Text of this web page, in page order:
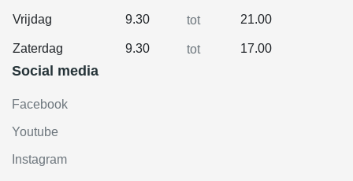
Vrijdag 9.30 tot 21.00
Zaterdag 9.30 tot 17.00
Social media
Facebook
Youtube
Instagram